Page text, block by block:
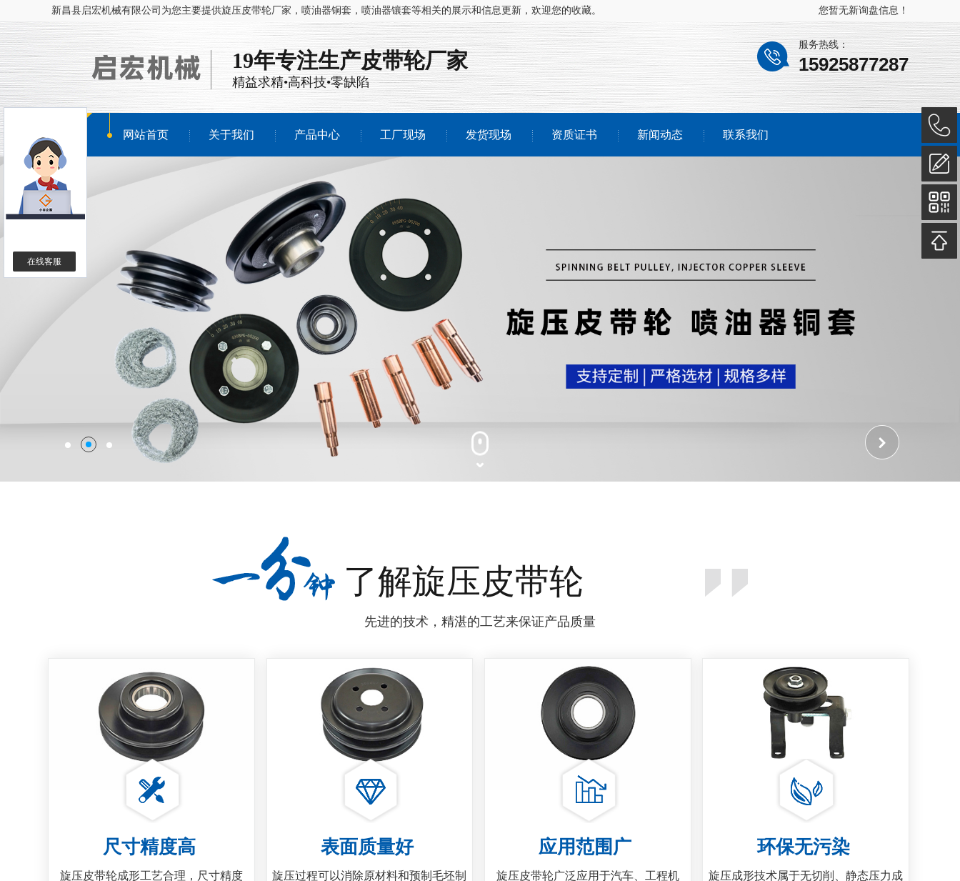
新昌县启宏机械有限公司为您主要提供旋压皮带轮厂家 ，喷油器铜套，喷油器镶套等相关的展示和信息更新，欢迎您的收藏。 您暂无新询盘信息！
19年专注生产皮带轮厂家
精益求精•高科技•零缺陷
服务热线：
15925877287
网站首页 关于我们 产品中心 工厂现场 发货现场 资质证书 新闻动态 联系我们
了解旋压皮带轮
先进的技术，精湛的工艺来保证产品质量
尺寸精度高
旋压皮带轮成形工艺合理，尺寸精度
表面质量好
旋压过程可以消除原材料和预制毛坯制
应用范围广
旋压皮带轮广泛应用于汽车、工程机
环保无污染
旋压成形技术属于无切削、静态压力成
在线客服